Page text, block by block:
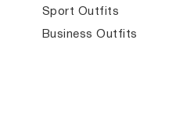
Sport Outfits
Business Outfits